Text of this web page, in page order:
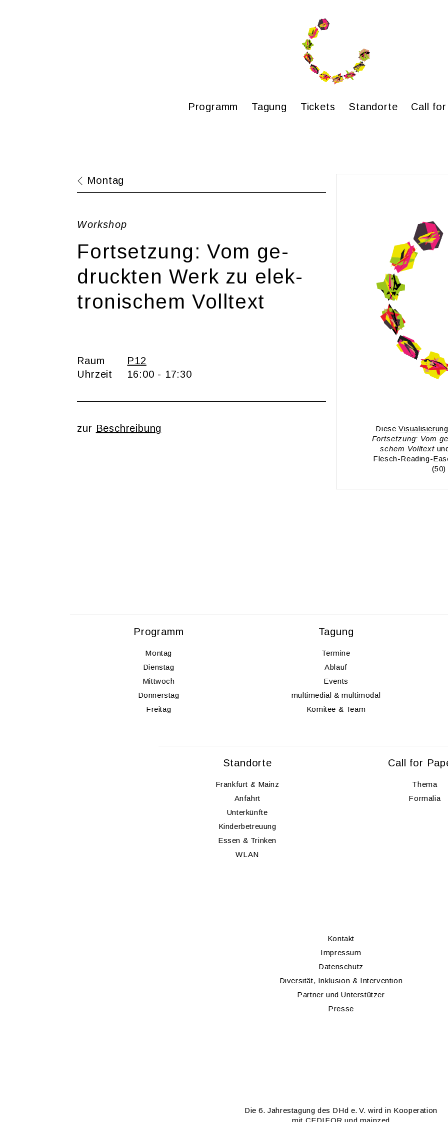
Pro­gramm Ta­gung Ti­ckets Stand­or­te Call
Mon­tag
Work­shop
Fort­set­zung: Vom ge­
druck­ten Werk zu elek­
tro­ni­schem Voll­text
Raum
P12
Uhr­zeit
16:00 - 17:30
zur Be­schrei­bung Diese Vi­sua­li­sie­rung
Fort­set­zung: Vom
schem Voll­text
Flesch-Rea­ding-
(50)
Pro­gramm
Mon­tag
Diens­tag
Mitt­woch
Don­ners­tag
Frei­tag
Ta­gung
Ter­mi­ne
Ab­lauf
Events
mul­ti­me­di­al & mul­ti­modal
Ko­mi­tee & Team
Stand­or­te
Frank­furt & Mainz
An­fahrt
Un­ter­künf­te
Kin­der­be­treu­ung
Essen & Trin­ken
WLAN
Call for
Thema
For­ma­lia
Kon­takt
Im­pres­sum
Da­ten­schutz
Di­ver­si­tät, In­klu­si­on & In­ter­ven­ti­on
Part­ner und Un­ter­stüt­zer
Pres­se
Die 6. Jah­res­ta­gung des DHd e. V. wird in Ko­ope­ra­ti­on
mit CE­DI­FOR und main­zed